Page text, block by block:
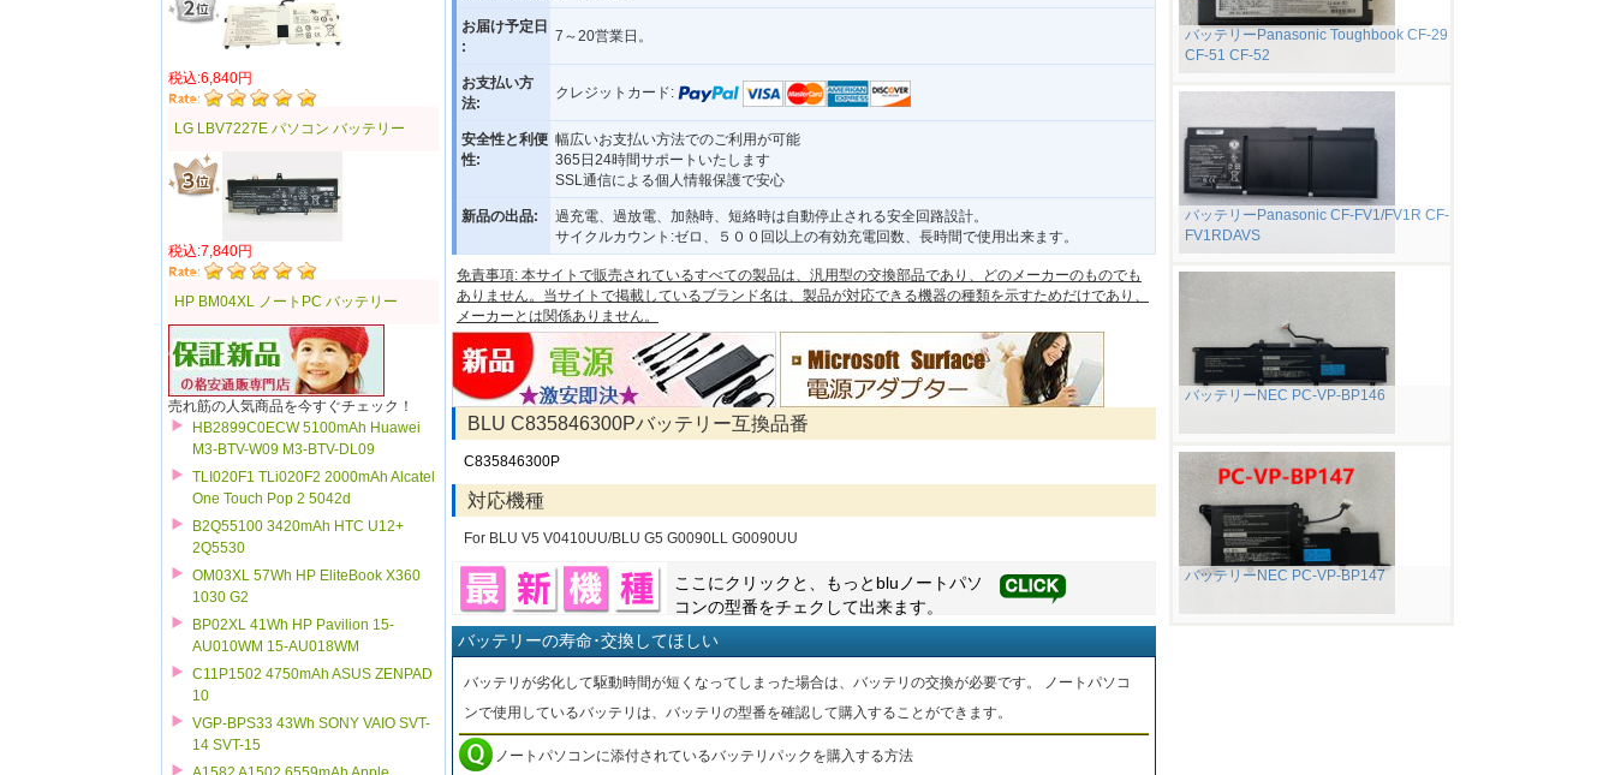
税込:6,840円
LG LBV7227E パソコン バッテリー
税込:7,840円
HP BM04XL ノートPC バッテリー
売れ筋の人気商品を今すぐチェック！
HB2899C0ECW 5100mAh Huawei
M3-BTV-W09 M3-BTV-DL09
TLI020F1 TLi020F2 2000mAh Alcatel
One Touch Pop 2 5042d
B2Q55100 3420mAh HTC U12+
2Q5530
OM03XL 57Wh HP EliteBook X360
1030 G2
BP02XL 41Wh HP Pavilion 15-
AU010WM 15-AU018WM
C11P1502 4750mAh ASUS ZENPAD
10
VGP-BPS33 43Wh SONY VAIO SVT-
14 SVT-15
お届け予定日
:
7～20営業日。
お支払い方
法:
クレジットカード:
安全性と利便
性:
幅広いお支払い方法でのご利用が可能
365日24時間サポートいたします
SSL通信による個人情報保護で安心
新品の出品:
過充電、過放電、加熱時、短絡時は自動停止される安全回路設計。
サイクルカウント:ゼロ、５００回以上の有効充電回数、長時間で使用出来ます。
免責事項: 本サイトで販売されているすべての製品は、汎用型の交換部品であり、どのメーカーのものでも
ありません。当サイトで掲載しているブランド名は、製品が対応できる機器の種類を示すためだけであり、
メーカーとは関係ありません。
BLU C835846300Pバッテリー互換品番
C835846300P
対応機種
For BLU V5 V0410UU/BLU G5 G0090LL G0090UU
ここにクリックと、もっと blu ノートパソ
コンの型番をチェクして出来ます。
バッテリーの寿命･交換してほしい
バッテリが劣化して駆動時間が短くなってしまった場合は、バッテリの交換が必要です。 ノートパソコ
ンで使用しているバッテリは、バッテリの型番を確認して購入することができます。
ノートパソコンに添付されているバッテリパックを購入する方法
バッテリーPanasonic Toughbook CF-29
CF-51 CF-52
バッテリーPanasonic CF-FV1/FV1R CF-
FV1RDAVS
バッテリーNEC PC-VP-BP146
バッテリーNEC PC-VP-BP147